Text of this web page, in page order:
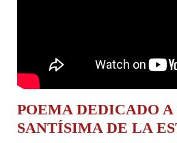
POEMA DEDICADO
SANTÍSIMA DE LA